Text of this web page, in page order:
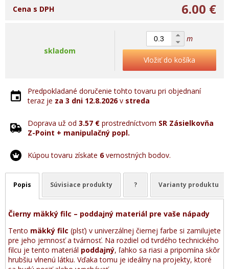
6.00 €
Cena s DPH
skladom
m
Vložiť do košíka
Predpokladané doručenie tohto tovaru pri objednaní
teraz je za 3 dni 12.8.2026v streda
Doprava už od 3.57 € prostredníctvom SR Zásielkovňa
Z-Point + manipulačný popl.
Kúpou tovaru získate 6vernostných bodov.
Popis Súvisiace produkty ? Varianty produktu
Čierny mäkký filc – poddajný materiál pre vaše nápady
Tento mäkký filc (plsť) v univerzálnej čiernej farbe si zamilujete
pre jeho jemnosť a tvárnosť. Na rozdiel od tvrdého technického
filcu je tento materiál poddajný, ľahko sa riasi a pripomína skôr
hrubšiu vlnenú látku. Vďaka tomu je ideálny na projekty, ktoré